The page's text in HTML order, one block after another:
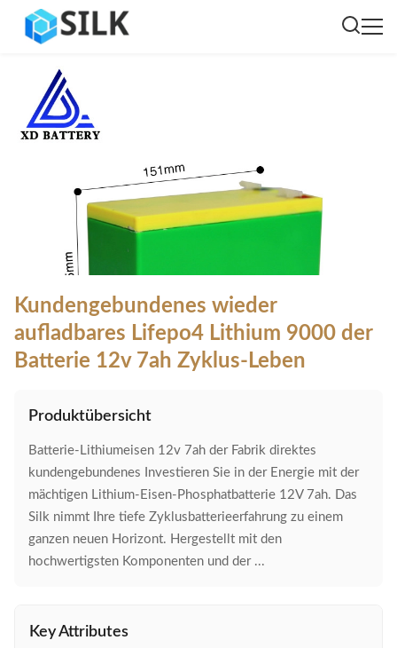
Kundengebundenes wieder
aufladbares Lifepo4 Lithium 9000 der
Batterie 12v 7ah Zyklus-Leben
Produktübersicht
Batterie-Lithiumeisen 12v 7ah der Fabrik direktes
kundengebundenes Investieren Sie in der Energie mit der
mächtigen Lithium-Eisen-Phosphatbatterie 12V 7ah. Das
Silk nimmt Ihre tiefe Zyklusbatterieerfahrung zu einem
ganzen neuen Horizont. Hergestellt mit den
hochwertigsten Komponenten und der ...
Key Attributes